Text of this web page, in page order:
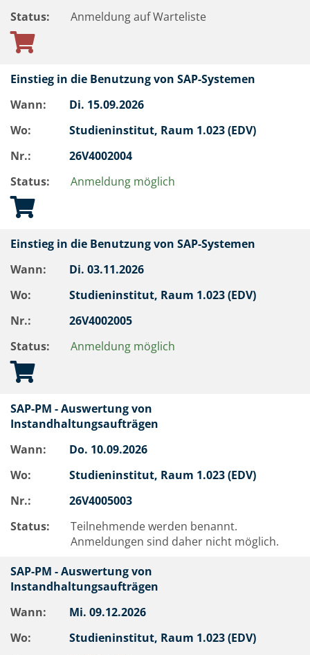
Status:
Anmeldung auf Warteliste
Einstieg in die Benutzung von SAP-Systemen
Wann:
Di. 15.09.2026
Wo:
Studieninstitut, Raum 1.023 (EDV)
Nr.:
26V4002004
Status:
Anmeldung möglich
Einstieg in die Benutzung von SAP-Systemen
Wann:
Di. 03.11.2026
Wo:
Studieninstitut, Raum 1.023 (EDV)
Nr.:
26V4002005
Status:
Anmeldung möglich
SAP-PM - Auswertung von
Instandhaltungsaufträgen
Wann:
Do. 10.09.2026
Wo:
Studieninstitut, Raum 1.023 (EDV)
Nr.:
26V4005003
Status:
Teilnehmende werden benannt.
Anmeldungen sind daher nicht möglich.
SAP-PM - Auswertung von
Instandhaltungsaufträgen
Wann:
Mi. 09.12.2026
Wo:
Studieninstitut, Raum 1.023 (EDV)